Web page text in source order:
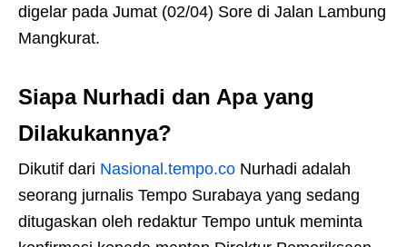
digelar pada Jumat (02/04) Sore di Jalan Lambung
Mangkurat.
Siapa Nurhadi dan Apa yang
Dilakukannya?
Dikutif dari Nasional.tempo.co Nurhadi adalah
seorang jurnalis Tempo Surabaya yang sedang
ditugaskan oleh redaktur Tempo untuk meminta